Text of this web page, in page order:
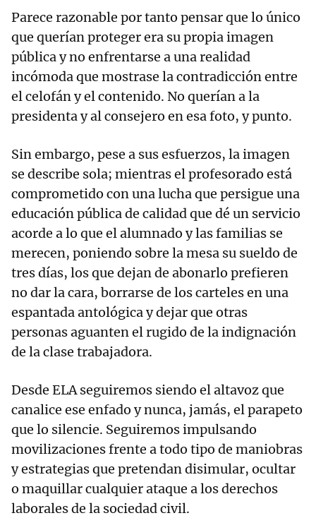
Parece razonable por tanto pensar que lo único
que querían proteger era su propia imagen
pública y no enfrentarse a una realidad
incómoda que mostrase la contradicción entre
el celofán y el contenido. No querían a la
presidenta y al consejero en esa foto, y punto.
Sin embargo, pese a sus esfuerzos, la imagen
se describe sola; mientras el profesorado está
comprometido con una lucha que persigue una
educación pública de calidad que dé un servicio
acorde a lo que el alumnado y las familias se
merecen, poniendo sobre la mesa su sueldo de
tres días, los que dejan de abonarlo prefieren
no dar la cara, borrarse de los carteles en una
espantada antológica y dejar que otras
personas aguanten el rugido de la indignación
de la clase trabajadora.
Desde ELA seguiremos siendo el altavoz que
canalice ese enfado y nunca, jamás, el parapeto
que lo silencie. Seguiremos impulsando
movilizaciones frente a todo tipo de maniobras
y estrategias que pretendan disimular, ocultar
o maquillar cualquier ataque a los derechos
laborales de la sociedad civil.